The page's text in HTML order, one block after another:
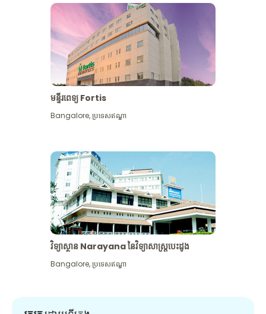
មន្ទីរពេទ្យ Fortis
Bangalore,ប្រទេសឥណ្ឌា
វិទ្យាស្ថាន Narayana នៃវិទ្យាសាស្រ្តបេះដូង
Bangalore,ប្រទេសឥណ្ឌា